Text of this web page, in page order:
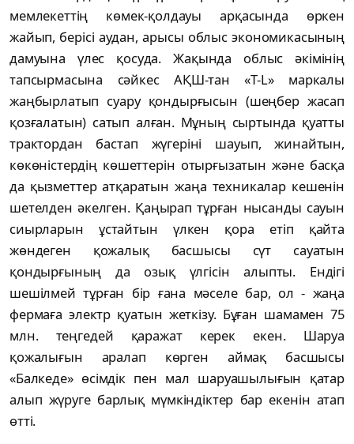
мемлекеттің көмек-қолдауы арқасында өркен
жайып, берісі аудан, арысы облыс экономикасының
дамуына үлес қосуда. Жақында облыс әкімінің
тапсырмасына сәйкес АҚШ-тан «Т-L» маркалы
жаңбырлатып суару қондырғысын (шеңбер жасап
қозғалатын) сатып алған. Мұның сыртында қуатты
трактордан бастап жүгеріні шауып, жинайтын,
көкөністердің көшеттерін отырғызатын және басқа
да қызметтер атқаратын жаңа техникалар кешенін
шетелден әкелген. Қаңырап тұрған нысанды сауын
сиырларын ұстайтын үлкен қора етіп қайта
жөндеген қожалық басшысы сүт сауатын
қондырғының да озық үлгісін алыпты. Ендігі
шешілмей тұрған бір ғана мәселе бар, ол - жаңа
фермаға электр қуатын жеткізу. Бұған шамамен 75
млн. теңгедей қаражат керек екен. Шаруа
қожалығын аралап көрген аймақ басшысы
«Балкеде» өсімдік пен мал шаруашылығын қатар
алып жүруге барлық мүмкіндіктер бар екенін атап
өтті.